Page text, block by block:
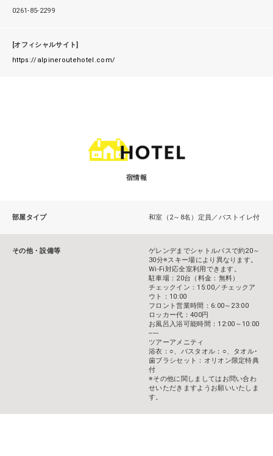
0261-85-2299
[オフィシャルサイト]
https://alpineroutehotel.com/
宿情報
部屋タイプ 和室（2～8名）定員／バストイレ付
その他・設備等
ゲレンデまでシャトルバスで約20～
30分※スキー場により異なります。
Wi-Fi対応全室利用できます。
駐車場：20台（料金：無料）
チェックイン：15:00／チェックア
ウト：10:00
フロント営業時間：6:00～23:00
ロッカー代：400円
お風呂入浴可能時間：12:00～10:00
-----
ツアーアメニティ
浴衣：○、バスタオル：○、タオル･
歯ブラシセット：オリオン限定特典
付
※その他に関しましてはお問い合わ
せいただきますようお願いいたしま
す。